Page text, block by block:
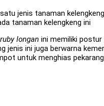
jenis tanaman
tanaman kelengkeng ini
ruby longan ini memiliki postur
jenis ini juga berwarna
untuk menghias